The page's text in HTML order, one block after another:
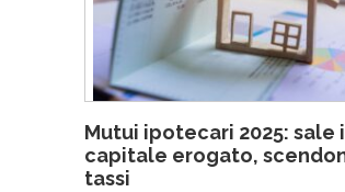
Mutui ipotecari 2025: sale
capitale erogato,
tassi